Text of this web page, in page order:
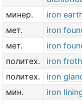
минер. iron
мет.
iron
мет.
iron
политех.
iron froth
политех.
iron
мин.
iron